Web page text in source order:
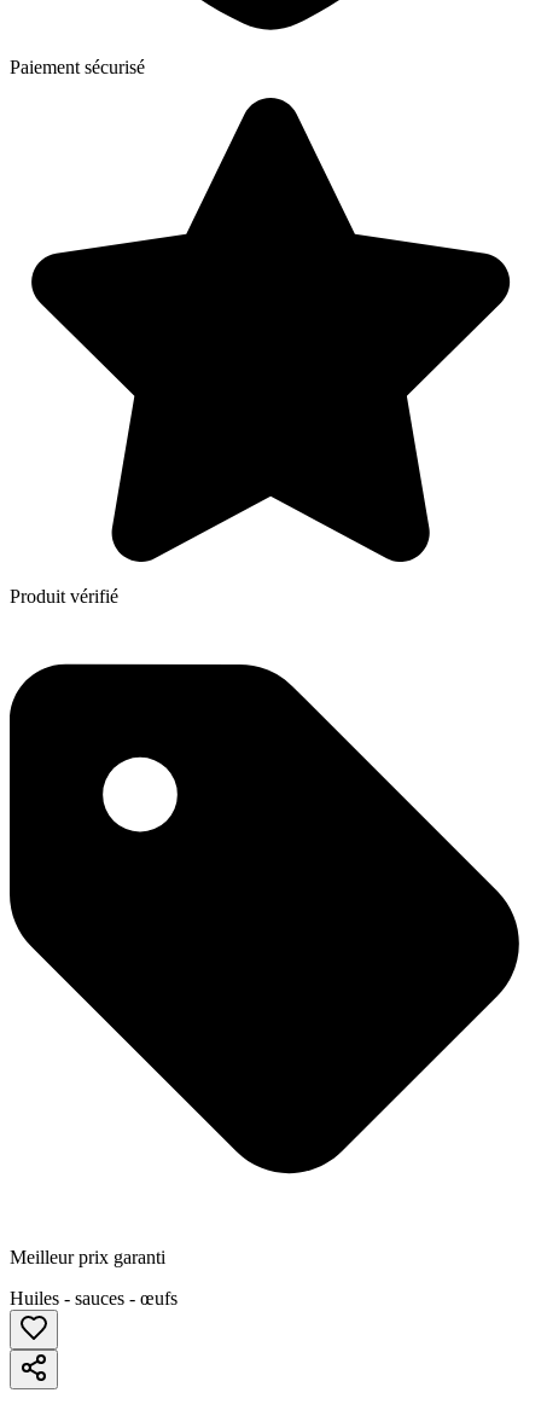
Paiement sécurisé
Produit vérifié
Meilleur prix garanti
Huiles - sauces - œufs